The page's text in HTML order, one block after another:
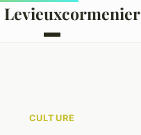
Levieuxcormenier
CULTURE